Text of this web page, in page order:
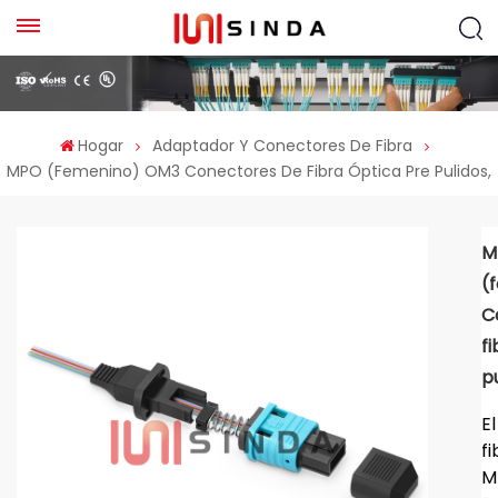
Hogar
Adaptador Y Conectores De Fibra
MPO (femenino) OM3 Conectores De Fibra Óptica Pre Pulidos,